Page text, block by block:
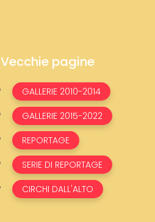
Vecchie pagine
GALLERIE 2010-2014
GALLERIE 2015-2022
REPORTAGE
SERIE DI REPORTAGE
CIRCHI DALL'ALTO